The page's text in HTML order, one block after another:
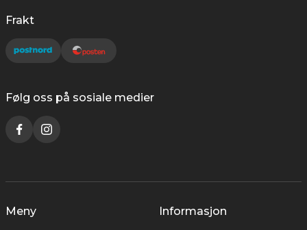
Frakt
Følg oss på sosiale medier
Meny Informasjon